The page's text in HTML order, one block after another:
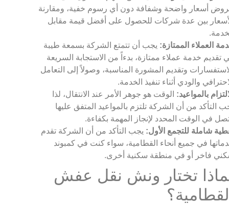
أسعار واضحة وشفافة دون أي رسوم خفية، ومقارنة
بين عدة شركات للحصول على أفضل قيمة مقابل
العملاء الممتازة: يجب أن تتمتع الشركة بسمعة طيبة
تقديم خدمة عملاء ممتازة، بدءاً من الاستجابة السريعة
وتقديم المشورة المناسبة، وصولاً إلى التعامل
والودي أثناء تنفيذ الخدمة.
بالمواعيد: الوقت هو جوهر الأمر عند الانتقال، لذا
التأكد من أن الشركة تلتزم بالمواعيد المتفق عليها
في الوقت المحدد لإنجاز المهمة بكفاءة.
شاملة للتجمع الأول: يجب التأكد من أن الشركة تقدم
في جميع أنحاء القطامية، سواء كنت في كمبوند
فاخر أو في منطقة سكنية أخرى.
تختار ونش نقل عفش